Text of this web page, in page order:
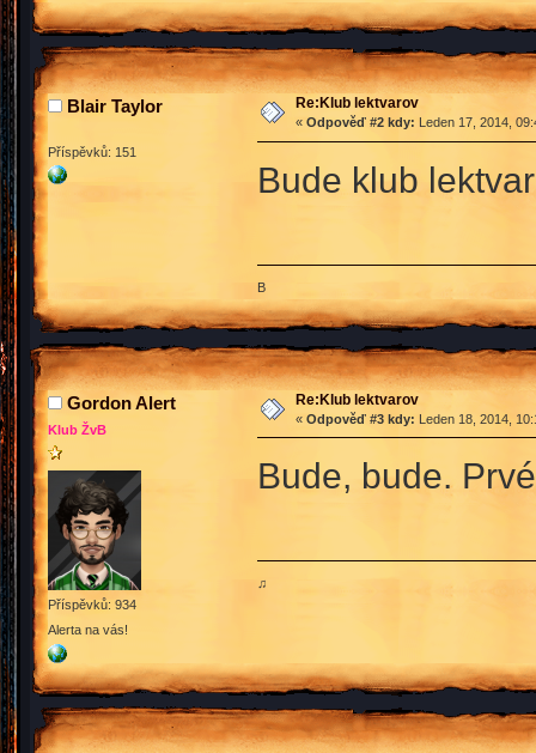
Blair Taylor
Příspěvků: 151
Re:Klub lektvarov
« Odpověď #2 kdy: Leden 17, 2014,
Bude klub
B
Gordon Alert
Klub ŽvB
Příspěvků: 934
Alerta na vás!
Re:Klub lektvarov
« Odpověď #3 kdy: Leden 18, 2014,
Bude, bude.
♫